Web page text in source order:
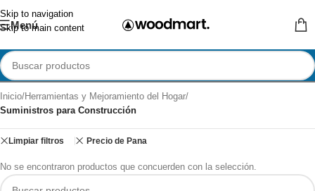
Skip to navigation
Skip to main content
Menú
Inicio/Herramientas y Mejoramiento del Hogar/
Suministros para Construcción
Limpiar filtros Precio de Pana
No se encontraron productos que concuerden con la selección.